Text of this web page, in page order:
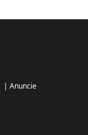
| Anuncie